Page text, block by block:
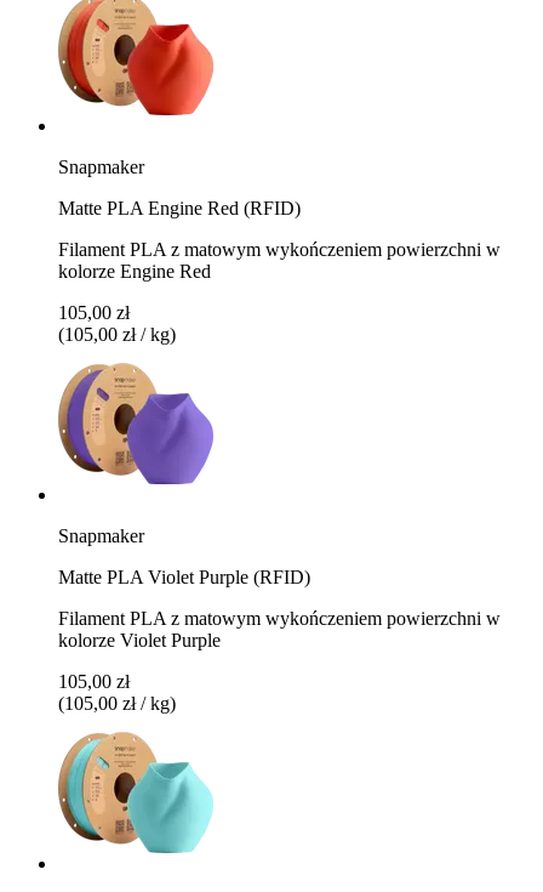
Snapmaker
Matte PLA Engine Red (RFID)
Filament PLA z matowym wykończeniem powierzchni w
kolorze Engine Red
105,00 zł
(105,00 zł / kg)
Snapmaker
Matte PLA Violet Purple (RFID)
Filament PLA z matowym wykończeniem powierzchni w
kolorze Violet Purple
105,00 zł
(105,00 zł / kg)